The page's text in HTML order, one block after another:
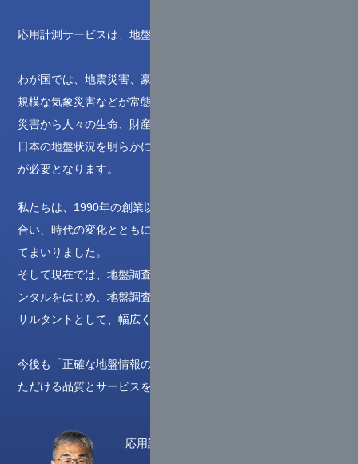
応用計測サービスは、地盤計測に特化した専門集団です。
わが国では、地震災害、豪雨・台風災害、温暖化に起因する大
規模な気象災害などが常態化する傾向にあります。このような
災害から人々の生命、財産を守るためには、この脆弱で複雑な
日本の地盤状況を明らかにし、地質リスクに対する的確な対応
が必要となります。
私たちは、1990年の創業以来、地盤に関する様々な問題と向き
合い、時代の変化とともに様々な形で計測機器を開発し提供し
てまいりました。
そして現在では、地盤調査に関する計測機器の開発・製造、レ
ンタルをはじめ、地盤調査の計画から実施までを行う地盤コン
サルタントとして、幅広く取り組んでいるところです。
今後も「正確な地盤情報の把握」を合言葉に、お客様に安心い
ただける品質とサービスを提供してまいります。
応用計測サービス株式会社